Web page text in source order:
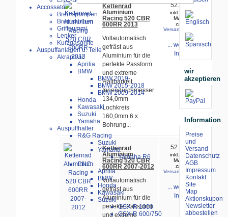
Accossato
Bremspumpen
Bremskolben
Griffgummi
Lenker
Kurzgasgriffe
Auspuffanlagen u. Teile
Akrapovic
Aprilia
BMW
BMW 2019-
BMW 2015-2018
BMW 2009-2014
Honda
Kawasaki
Suzuki
Yamaha
Auspuffhalter
R&G Racing
Suzuki
Yamaha
Yamaha R6
CNC
Aprilia
BMW
Honda
Kawasaki
Suzuki
GSX-R 1000
GSX-R 600/750
Kettenrad
Aluminium
Racing 520 CBR
600RR 2013
Vollautomatisch
gefräst aus
Aluminium für die
perfekte Passform
und extreme
Haltbarkeit.
Innendurchmesser
134,0mm
Lochkreis
160,0mm 6 x
Bohrung...
52.00 €
inkl. 19%
MwSt.
zzgl.
Versandkosten
... weitere
Infos
Kettenrad
Aluminium
Racing 520 CBR
600RR 2007-2012
Vollautomatisch
gefräst aus
Aluminium für die
perfekte Passform
und extreme
52.00 €
inkl. 19%
MwSt.
zzgl.
Versandkosten
... weitere
Infos
wir
akzeptieren
Information
Preise
und
Versand
Datenschutz
AGB
Impressum
Kontakt
Site
Map
Aktionskupon
Newsletter
abbestellen